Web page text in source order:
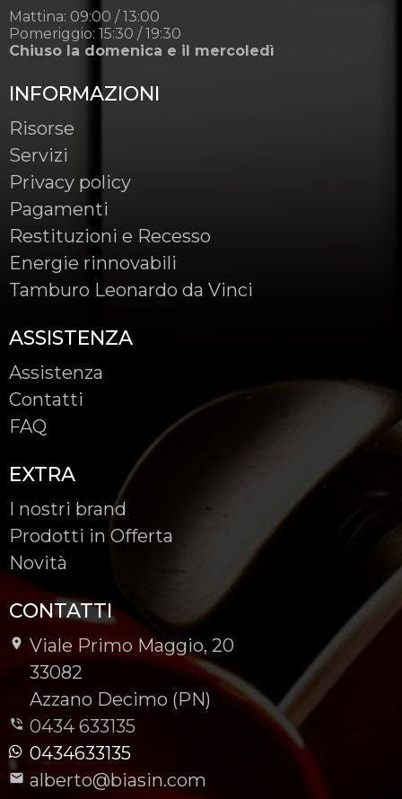
Mattina: 09:00 / 13:00
Pomeriggio: 15:30 / 19:30
Chiuso la domenica e il mercoledì
INFORMAZIONI
Risorse
Servizi
Privacy policy
Pagamenti
Restituzioni e Recesso
Energie rinnovabili
Tamburo Leonardo da Vinci
ASSISTENZA
Assistenza
Contatti
FAQ
EXTRA
I nostri brand
Prodotti in Offerta
Novità
CONTATTI
Viale Primo Maggio, 20
-
33082
-
Azzano Decimo (PN)
0434 633135
0434633135
alberto@biasin.com